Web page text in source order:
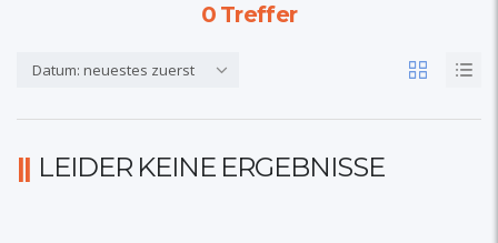
0Treffer
Datum: neuestes zuerst
LEIDER KEINE ERGEBNISSE